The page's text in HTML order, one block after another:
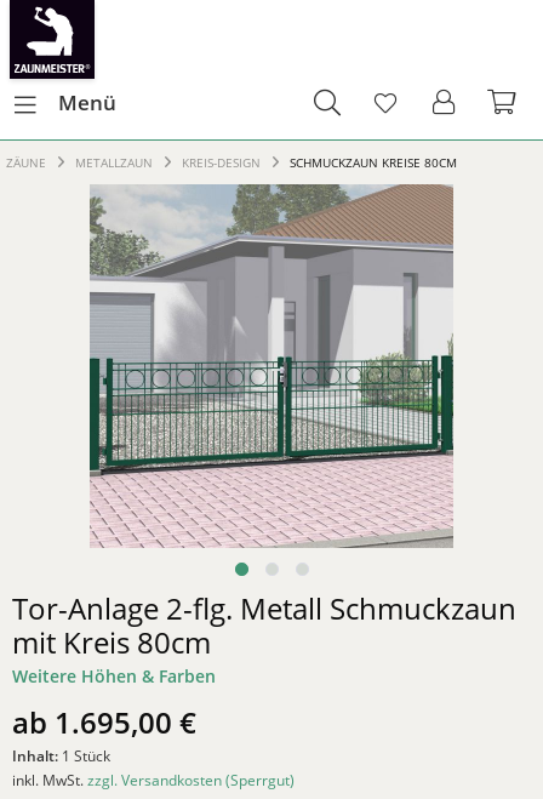
Menü
ZÄUNE METALLZAUN KREIS-DESIGN SCHMUCKZAUN KREISE 80CM
Tor-Anlage 2-flg. Metall Schmuckzaun
mit Kreis 80cm
Weitere Höhen & Farben
ab 1.695,00 €
Inhalt: 1 Stück
inkl. MwSt.zzgl. Versandkosten (Sperrgut)